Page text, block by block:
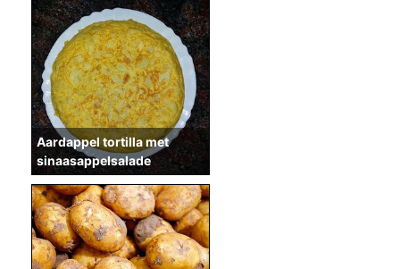
Aardappel tortilla met
sinaasappelsalade